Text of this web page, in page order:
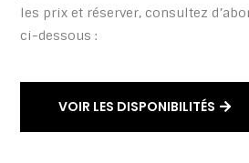
les prix et réserver, consultez
ci-dessous :
VOIR LES DISPONIBILITÉS